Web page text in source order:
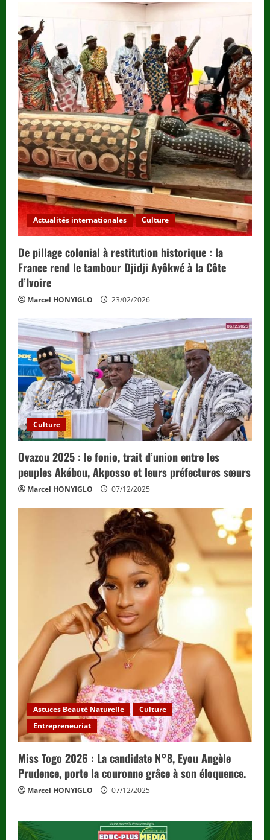
Actualités internationales Culture
De pillage colonial à restitution historique : la
France rend le tambour Djidji Ayôkwé à la Côte
d’Ivoire
Marcel HONYIGLO 23/02/2026
Culture
Ovazou 2025 : le fonio, trait d’union entre les
peuples Akébou, Akposso et leurs préfectures sœurs
Marcel HONYIGLO 07/12/2025
Astuces Beauté Naturelle
Culture
Entrepreneuriat
Miss Togo 2026 : La candidate N°8, Eyou Angèle
Prudence, porte la couronne grâce à son éloquence.
Marcel HONYIGLO 07/12/2025